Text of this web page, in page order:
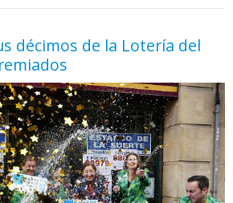
décimos de la Lotería del